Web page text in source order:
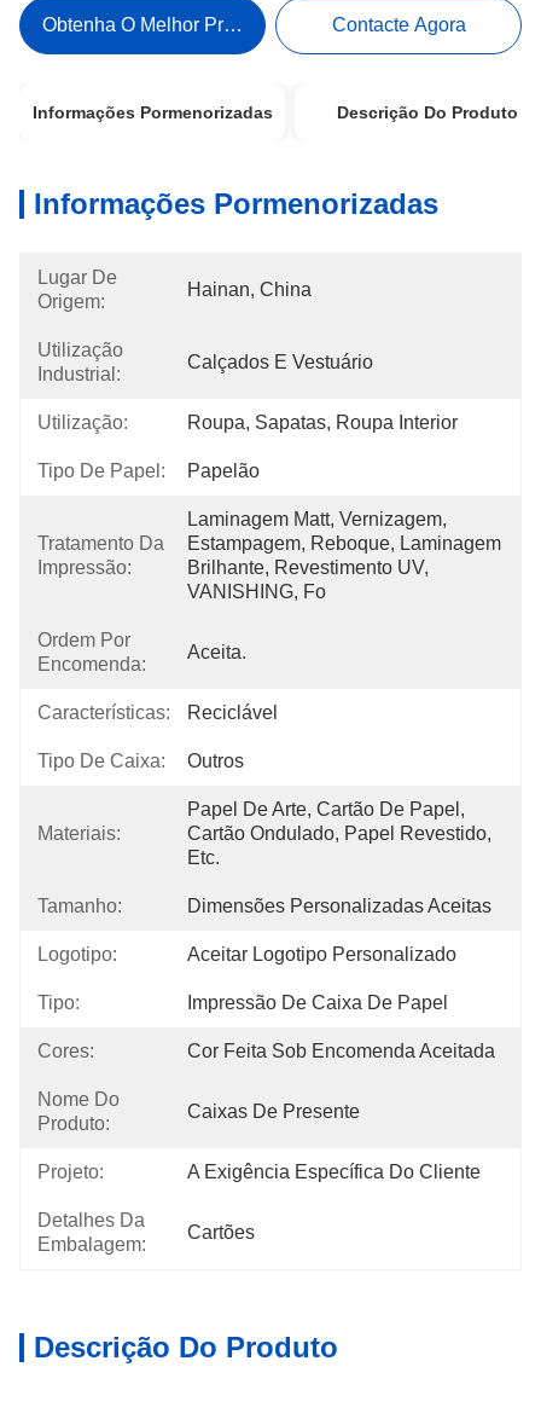
Obtenha O Melhor Preço Contacte Agora
Informações Pormenorizadas Descrição Do Produto
Informações Pormenorizadas
Lugar De
Origem:
Hainan, China
Utilização
Industrial:
Calçados E Vestuário
Utilização: Roupa, Sapatas, Roupa Interior
Tipo De Papel: Papelão
Tratamento Da
Impressão:
Laminagem Matt, Vernizagem,
Estampagem, Reboque, Laminagem
Brilhante, Revestimento UV,
VANISHING, Fo
Ordem Por
Encomenda:
Aceita.
Características: Reciclável
Tipo De Caixa: Outros
Materiais:
Papel De Arte, Cartão De Papel,
Cartão Ondulado, Papel Revestido,
Etc.
Tamanho: Dimensões Personalizadas Aceitas
Logotipo: Aceitar Logotipo Personalizado
Tipo: Impressão De Caixa De Papel
Cores: Cor Feita Sob Encomenda Aceitada
Nome Do
Produto:
Caixas De Presente
Projeto: A Exigência Específica Do Cliente
Detalhes Da
Embalagem:
Cartões
Descrição Do Produto